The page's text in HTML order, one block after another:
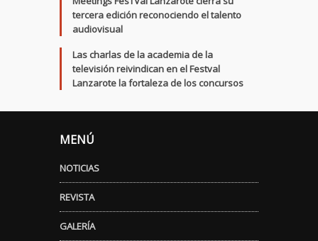
tercera edición reconociendo el talento
audiovisual
Las charlas de la academia de la
televisión reivindican en el Festval
Lanzarote la fortaleza de los concursos
MENÚ
NOTICIAS
REVISTA
GALERÍA